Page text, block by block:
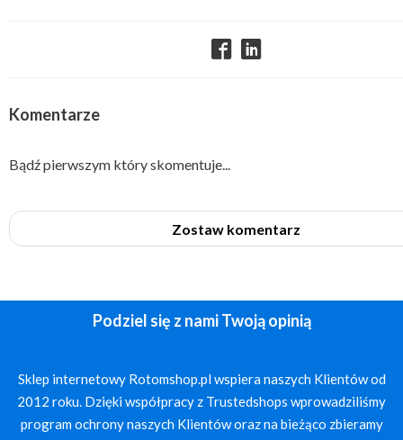
Komentarze
Bądź pierwszym który skomentuje...
Zostaw komentarz
Podziel się z nami Twoją opinią
Sklep internetowy Rotomshop.pl wspiera naszych Klientów od
2012 roku. Dzięki współpracy z Trustedshops wprowadziliśmy
program ochrony naszych Klientów oraz na bieżąco zbieramy